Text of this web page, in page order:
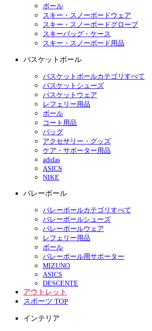
ポール
スキー・スノーボードウェア
スキー・スノーボードグローブ
スキーバッグ・ケース
スキー・スノーボード用品
バスケットボール
バスケットボールカテゴリすべて
バスケットシューズ
バスケットウェア
レフェリー用品
ボール
コート用品
バッグ
アクセサリー・グッズ
ケア・サポーター用品
adidas
ASICS
NIKE
バレーボール
バレーボールカテゴリすべて
バレーボールシューズ
バレーボールウェア
レフェリー用品
ボール
バレーボール用サポーター
MIZUNO
ASICS
DESCENTE
アウトレット
スポーツ TOP
インテリア